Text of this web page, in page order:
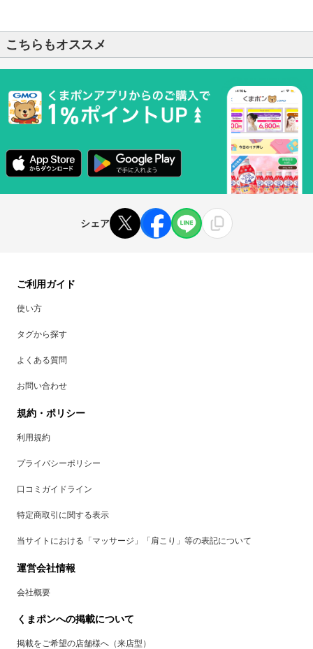
こちらもオススメ
シェア
ご利用ガイド
使い方
タグから探す
よくある質問
お問い合わせ
規約・ポリシー
利用規約
プライバシーポリシー
口コミガイドライン
特定商取引に関する表示
当サイトにおける「マッサージ」「肩こり」等の表記について
運営会社情報
会社概要
くまポンへの掲載について
掲載をご希望の店舗様へ（来店型）